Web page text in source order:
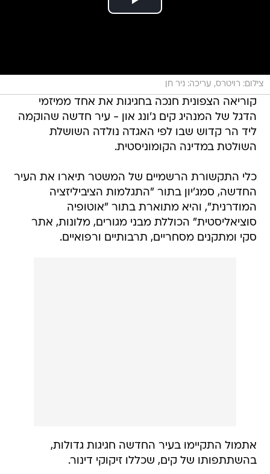
צילום: רויטרס, עריכה: ניר חן
קוריאה הצפונית חנכה בחגיגות את אחד ממיזמי
הדגל של המנהיג קים ג'ונג און - עיר חדשה שהוקמה
ליד הר קדוש שבו לפי האגדה נולדה השושלת
השולטת במדינה הקומוניסטית.
כלי התקשורת הרשמיים של המשטר תיארו את העיר
החדשה, סמג'יון בתור "התגלמות הציביליזציה
המודרנית", והיא מתוארת בתור "אוטופיה
סוציאליסטית" הכוללת מבני מגורים, מלונות, אתר
סקי ומתקנים מסחריים, תרבותיים ורפואיים.
אתמול התקיימו בעיר החדשה חגיגות גדולות,
בהשתתפותו של קים, שכללו זיקוקי דינור.